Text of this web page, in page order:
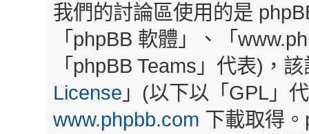
我們的討論區使用的是
「phpBB 軟體」、「
「phpBB Teams」代表)，
License 」(以下以「GPL」
www.phpbb.com 下載取得